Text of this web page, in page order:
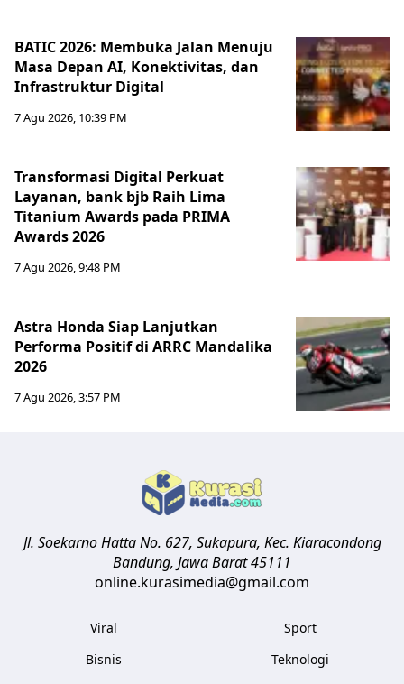
BATIC 2026: Membuka Jalan Menuju
Masa Depan AI, Konektivitas, dan
Infrastruktur Digital
7 Agu 2026, 10:39 PM
Transformasi Digital Perkuat
Layanan, bank bjb Raih Lima
Titanium Awards pada PRIMA
Awards 2026
7 Agu 2026, 9:48 PM
Astra Honda Siap Lanjutkan
Performa Positif di ARRC Mandalika
2026
7 Agu 2026, 3:57 PM
Jl. Soekarno Hatta No. 627, Sukapura, Kec. Kiaracondong
Bandung, Jawa Barat45111
online.kurasimedia@gmail.com
Viral
Bisnis
Sport
Teknologi